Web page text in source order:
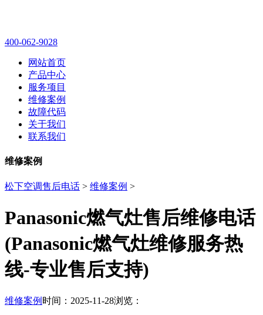
400-062-9028
网站首页
产品中心
服务项目
维修案例
故障代码
关于我们
联系我们
维修案例
松下空调售后电话 > 维修案例 >
Panasonic燃气灶售后维修电话
(Panasonic燃气灶维修服务热
线-专业售后支持)
维修案例 时间：2025-11-28浏览：